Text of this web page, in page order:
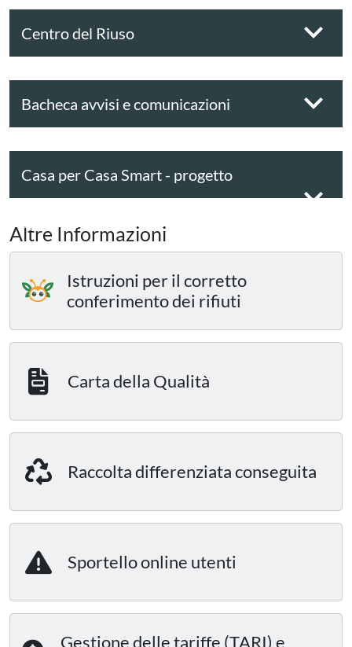
Centro del Riuso
Bacheca avvisi e comunicazioni
Casa per Casa Smart - progetto
Altre Informazioni
Istruzioni per il corretto
conferimento dei rifiuti
Carta della Qualità
Raccolta differenziata conseguita
Sportello online utenti
Gestione delle tariffe (TARI) e